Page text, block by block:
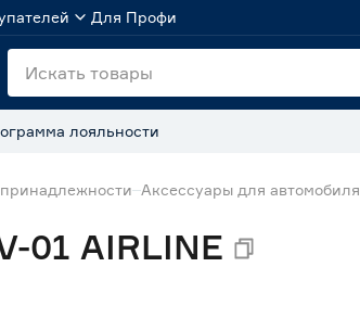
Для Профи
лояльности
Аксессуары для автомобиля
01 AIRLINE